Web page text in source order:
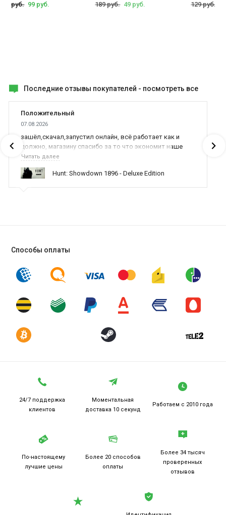
руб. 99 руб. 189 руб. 49 руб. 129 руб.
Последние отзывы покупателей - посмотреть все
Положительный
07.08.2026
зашёл,скачал,запустил онлайн, всё работает как и
должно, магазину спасибо за то что экономит наше
время,нервы и деньги, ребята вы красава оказываете
поддержку населению и походу из всех только вы и
оказываете помощь
Читать далее
Hunt: Showdown 1896 - Deluxe Edition
Способы оплаты
24/7 поддержка
клиентов
Моментальная
доставка 10 секунд
Работаем с 2010 года
По-настоящему
лучшие цены
Более 20 способов
оплаты
Более 34 тысяч
проверенных
отзывов